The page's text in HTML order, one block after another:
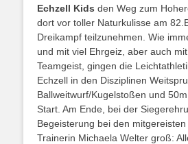
Echzell Kids den Weg zum
dort vor toller Naturkulisse am
Dreikampf teilzunehmen. Wie
und mit viel Ehrgeiz, aber auch
Teamgeist, gingen die
Echzell in den Disziplinen
Ballweitwurf/Kugelstoßen und
Start. Am Ende, bei der
Begeisterung bei den
Trainerin Michaela Welter groß: